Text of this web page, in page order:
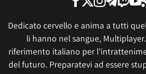
Dedicato cervello e anima a tutti
li hanno nel sangue,
riferimento italiano per
del futuro. Preparatevi ad essere